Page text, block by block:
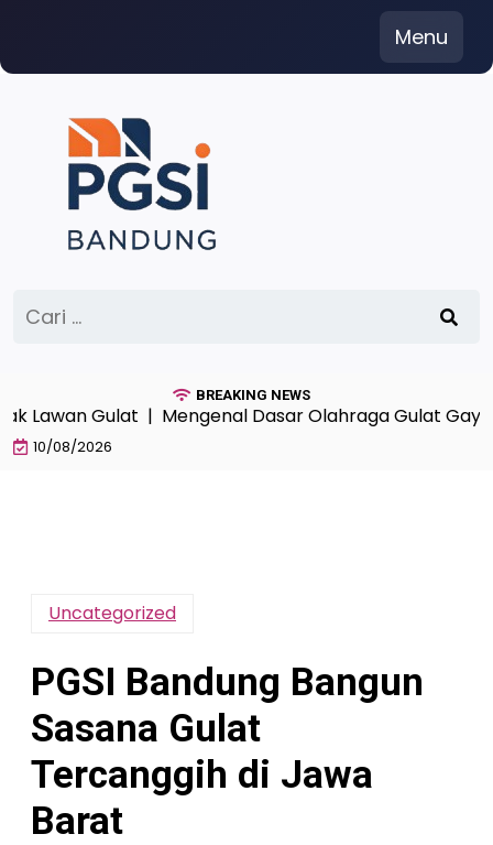
content
Menu
untuk:
BREAKING NEWS
Gulat |Mengenal Dasar Olahraga Gulat Gaya
10/08/2026
Uncategorized
PGSI Bandung Bangun
Sasana Gulat
Tercanggih di Jawa
Barat